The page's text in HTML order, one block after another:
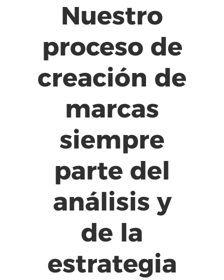
Nuestro
proceso de
creación de
marcas
siempre
parte del
análisis y
de la
estrategia